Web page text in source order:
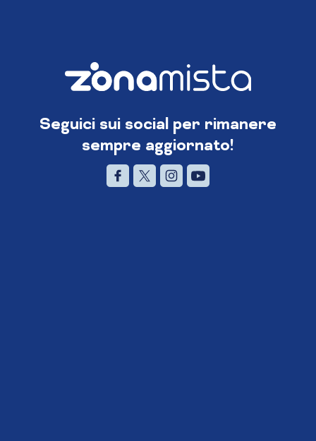
Seguici sui social per rimanere
sempre aggiornato!